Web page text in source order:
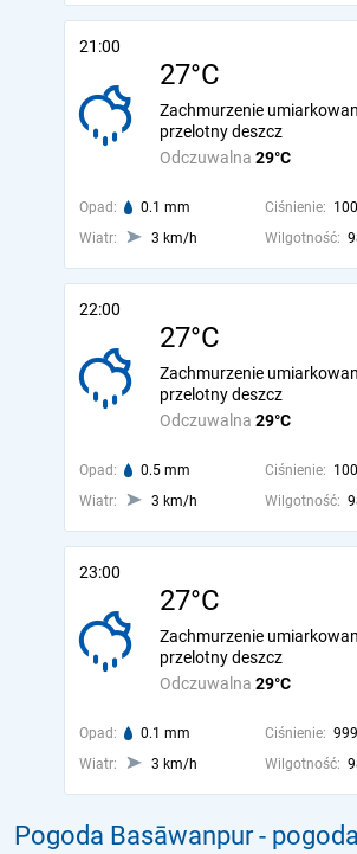
21:00
27°C
Odczuwalna 29°C
Zachmurzenie
przelotny deszcz
Opad: 0.1 mm Ciśnienie:
Wiatr:
3 km/h Wilgotność:
22:00
27°C
Odczuwalna 29°C
Zachmurzenie
przelotny deszcz
Opad: 0.5 mm Ciśnienie:
Wiatr:
3 km/h Wilgotność:
23:00
27°C
Odczuwalna 29°C
Zachmurzenie
przelotny deszcz
Opad: 0.1 mm Ciśnienie:
Wiatr:
3 km/h Wilgotność:
Pogoda Basāwanpur -